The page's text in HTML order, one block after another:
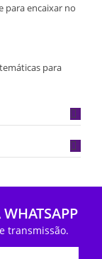
para encaixar no
para
transmissão.